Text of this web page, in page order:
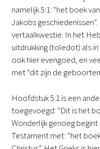
namelijk 5:1: “het boek
Jakobs
vertaalkwestie. In het
uitdrukking (toledot) als
ook hier evengoed, en
met “dit zijn de geboorten
Hoofdstuk 5:1 is een
toegevoegd: “Dit is het
Wonderlijk genoeg
Testament met: “het